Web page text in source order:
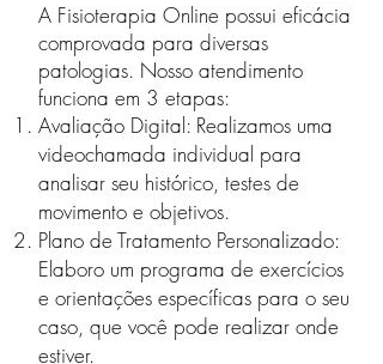
A Fisioterapia Online possui eficácia
comprovada para diversas
patologias. Nosso atendimento
funciona em 3 etapas:
Avaliação Digital: Realizamos uma
videochamada individual para
analisar seu histórico, testes de
movimento e objetivos.
Plano de Tratamento Personalizado:
Elaboro um programa de exercícios
e orientações específicas para o seu
caso, que você pode realizar onde
estiver.